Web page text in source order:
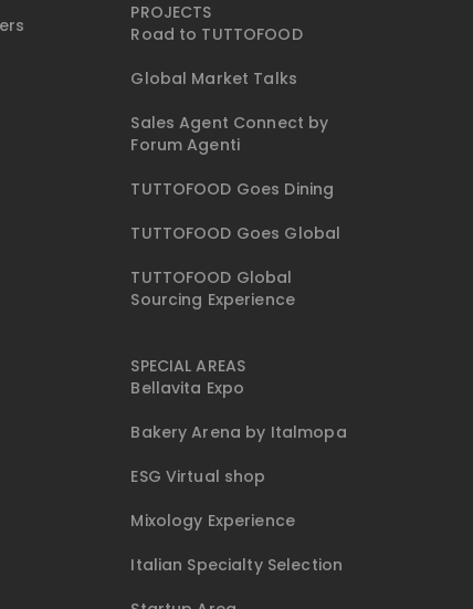
PROJECTS
Road to TUTTOFOOD
Global Market Talks
Sales Agent Connect by
Forum Agenti
TUTTOFOOD Goes Dining
TUTTOFOOD Goes Global
TUTTOFOOD Global
Sourcing Experience
SPECIAL AREAS
Bellavita Expo
Bakery Arena by Italmopa
ESG Virtual shop
Mixology Experience
Italian Specialty Selection